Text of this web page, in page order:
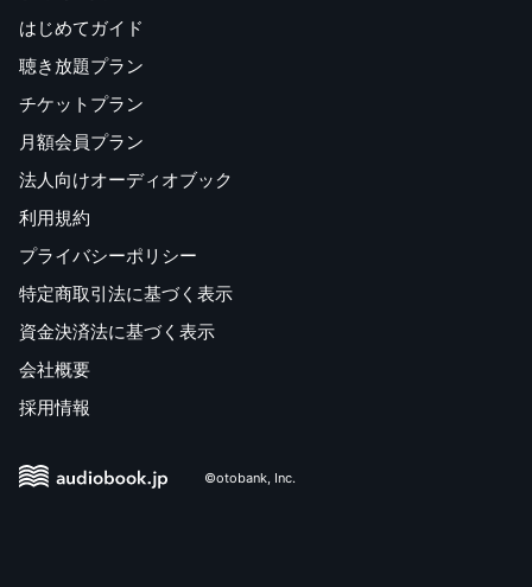
はじめてガイド
聴き放題プラン
チケットプラン
月額会員プラン
法人向けオーディオブック
利用規約
プライバシーポリシー
特定商取引法に基づく表示
資金決済法に基づく表示
会社概要
採用情報
©otobank, Inc.